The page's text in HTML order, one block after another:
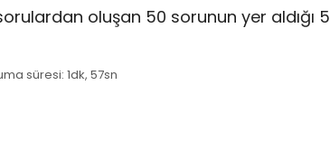
oluşan 50 sorunun yer aldığı 5
süresi: 1dk, 57sn